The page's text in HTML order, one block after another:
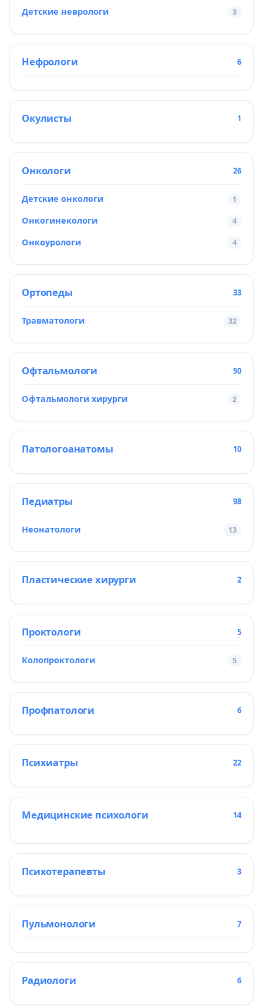
Детские неврологи 3
Нефрологи 6
Окулисты 1
Онкологи 26
Детские онкологи 1
Онкогинекологи 4
Онкоурологи 4
Ортопеды 33
Травматологи 32
Офтальмологи 50
Офтальмологи хирурги 2
Патологоанатомы 10
Педиатры 98
Неонатологи 13
Пластические хирурги 2
Проктологи 5
Колопроктологи 5
Профпатологи 6
Психиатры 22
Медицинские психологи 14
Психотерапевты 3
Пульмонологи 7
Радиологи 6